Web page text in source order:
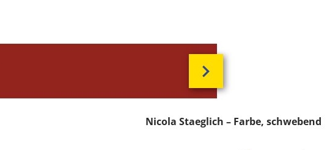
Nicola Staeglich – Farbe, schwebend